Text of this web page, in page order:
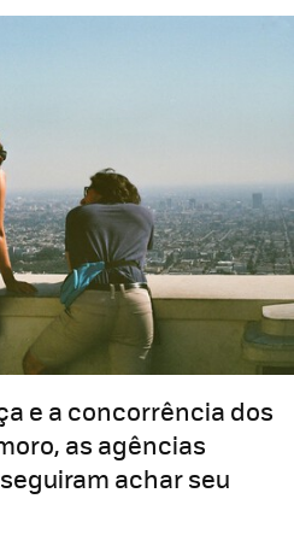
e a concorrência dos
as agências
achar seu